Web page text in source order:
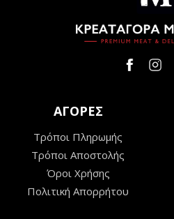
ΑΓΟΡΕΣ
Τρόποι Πληρωμής
Τρόποι Αποστολής
Όροι Χρήσης
Πολιτική Απορρήτου